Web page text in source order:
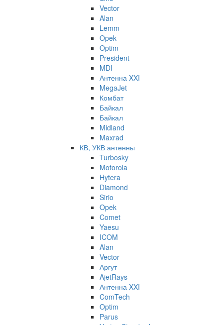
Vector
Alan
Lemm
Opek
Optim
President
MDI
Антенна XXI
MegaJet
Комбат
Байкал
Байкал
Midland
Maxrad
КВ, УКВ антенны
Turbosky
Motorola
Hytera
Diamond
Sirio
Opek
Comet
Yaesu
ICOM
Alan
Vector
Аргут
AjetRays
Антенна XXI
ComTech
Optim
Parus